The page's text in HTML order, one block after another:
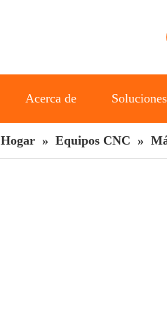
Acerca de Soluciones
Hogar » Equipos CNC »